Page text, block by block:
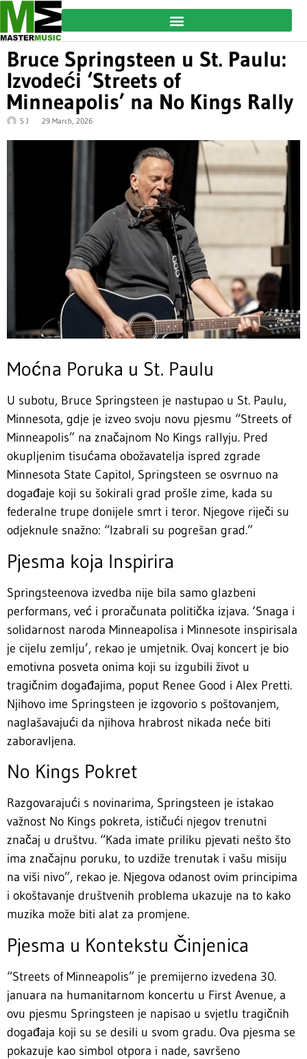
Bruce Springsteen u St. Paulu:
Izvodeći ‘Streets of
Minneapolis’ na No Kings Rally
S J 29 March, 2026
Moćna Poruka u St. Paulu
U subotu, Bruce Springsteen je nastupao u St. Paulu,
Minnesota, gdje je izveo svoju novu pjesmu “Streets of
Minneapolis” na značajnom No Kings rallyju. Pred
okupljenim tisućama obožavatelja ispred zgrade
Minnesota State Capitol, Springsteen se osvrnuo na
događaje koji su šokirali grad prošle zime, kada su
federalne trupe donijele smrt i teror. Njegove riječi su
odjeknule snažno: “Izabrali su pogrešan grad.”
Pjesma koja Inspirira
Springsteenova izvedba nije bila samo glazbeni
performans, već i proračunata politička izjava. ‘Snaga i
solidarnost naroda Minneapolisa i Minnesote inspirisala
je cijelu zemlju’, rekao je umjetnik. Ovaj koncert je bio
emotivna posveta onima koji su izgubili život u
tragičnim događajima, poput Renee Good i Alex Pretti.
Njihovo ime Springsteen je izgovorio s poštovanjem,
naglašavajući da njihova hrabrost nikada neće biti
zaboravljena.
No Kings Pokret
Razgovarajući s novinarima, Springsteen je istakao
važnost No Kings pokreta, ističući njegov trenutni
značaj u društvu. “Kada imate priliku pjevati nešto što
ima značajnu poruku, to uzdiže trenutak i vašu misiju
na viši nivo”, rekao je. Njegova odanost ovim principima
i okoštavanje društvenih problema ukazuje na to kako
muzika može biti alat za promjene.
Pjesma u Kontekstu Činjenica
“Streets of Minneapolis” je premijerno izvedena 30.
januara na humanitarnom koncertu u First Avenue, a
ovu pjesmu Springsteen je napisao u svjetlu tragičnih
događaja koji su se desili u svom gradu. Ova pjesma se
pokazuje kao simbol otpora i nade, savršeno